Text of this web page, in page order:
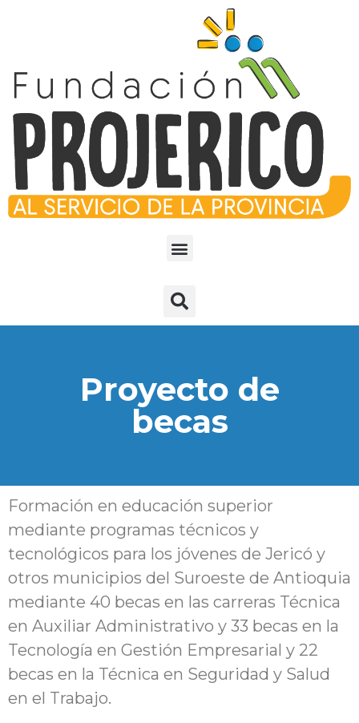
Proyecto de
becas
Formación en educación superior
mediante programas técnicos y
tecnológicos para los jóvenes de Jericó y
otros municipios del Suroeste de Antioquia
mediante 40 becas en las carreras Técnica
en Auxiliar Administrativo y 33 becas en la
Tecnología en Gestión Empresarial y 22
becas en la Técnica en Seguridad y Salud
en el Trabajo.